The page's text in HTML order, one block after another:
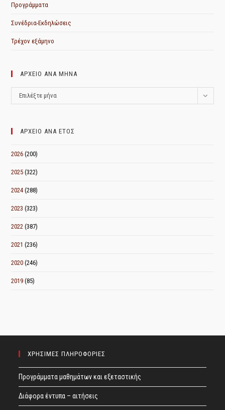
Προγράμματα
Συνέδρια-Εκδηλώσεις
Τρέχον εξάμηνο
ΑΡΧΕΙΟ ΑΝΑ ΜΗΝΑ
ΑΡΧΕΙΟ
ΑΝΑ
Επιλέξτε μήνα
ΑΡΧΕΙΟ ΑΝΑ ΕΤΟΣ
2026 (200)
2025 (322)
2024 (288)
2023 (323)
2022 (387)
2021 (236)
2020 (246)
2019 (85)
ΧΡΗΣΙΜΕΣ ΠΛΗΡΟΦΟΡΙΕΣ
Προγράμματα μαθημάτων και εξεταστικής
Διάφορα έντυπα – αιτήσεις